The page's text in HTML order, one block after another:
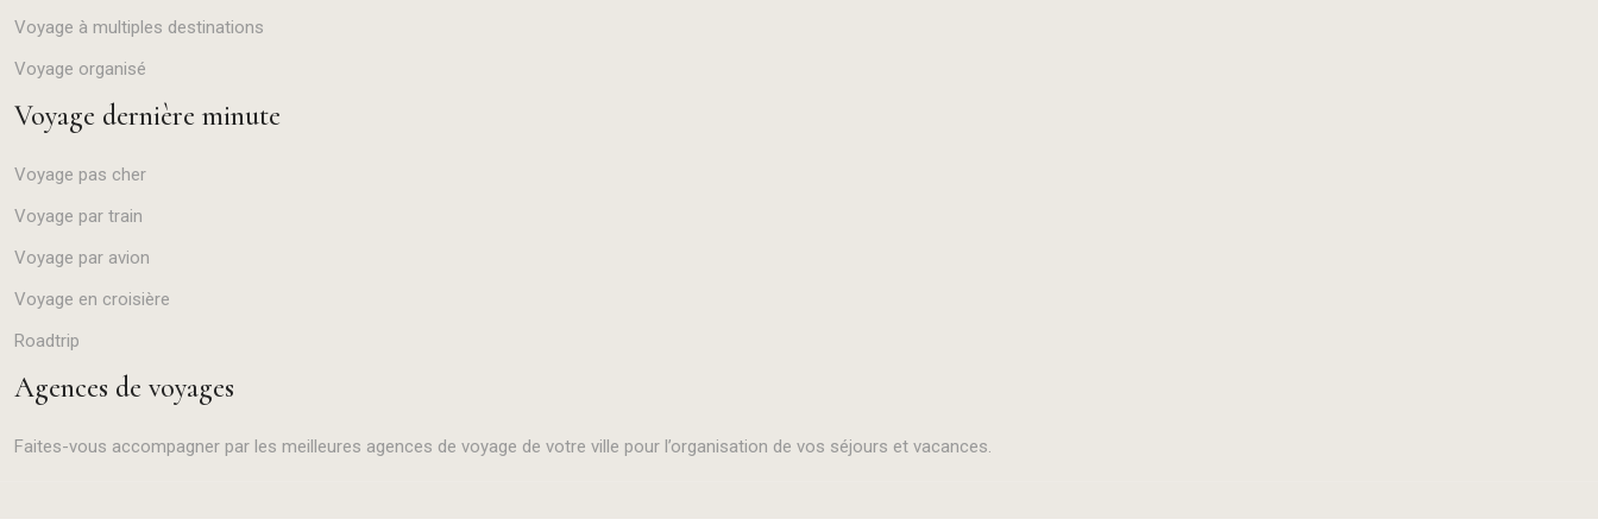
Voyage à multiples destinations
Voyage organisé
Voyage dernière minute
Voyage pas cher
Voyage par train
Voyage par avion
Voyage en croisière
Roadtrip
Agences de voyages
Faites-vous accompagner par les meilleures agences de voyage de votre ville pour l’organisation de vos séjours et vacances.